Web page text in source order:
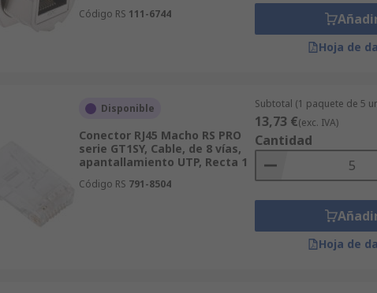
líderes como Wurth,
, Amphenol, HARTING y
Código RS 111-6744
Hoja de
Disponible
Conector RJ45 Macho RS PRO
serie GT1SY, Cable, de 8 vías,
apantallamiento UTP, Recta 1
Código RS 791-8504
Subtotal (1 paquete de 5
13,73 €(exc. IVA)
Cantidad
Hoja de